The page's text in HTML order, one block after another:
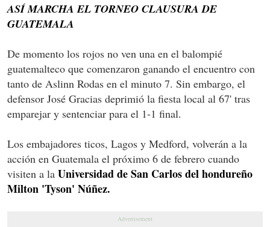
ASÍ MARCHA EL TORNEO CLAUSURA DE
GUATEMALA
De momento los rojos no ven una en el balompié
guatemalteco que comenzaron ganando el encuentro con
tanto de Aslinn Rodas en el minuto 7. Sin embargo, el
defensor José Gracias deprimió la fiesta local al 67' tras
emparejar y sentenciar para el 1-1 final.
Los embajadores ticos, Lagos y Medford, volverán a la
acción en Guatemala el próximo 6 de febrero cuando
visiten a la Universidad de San Carlos del hondureño
Milton 'Tyson' Núñez.